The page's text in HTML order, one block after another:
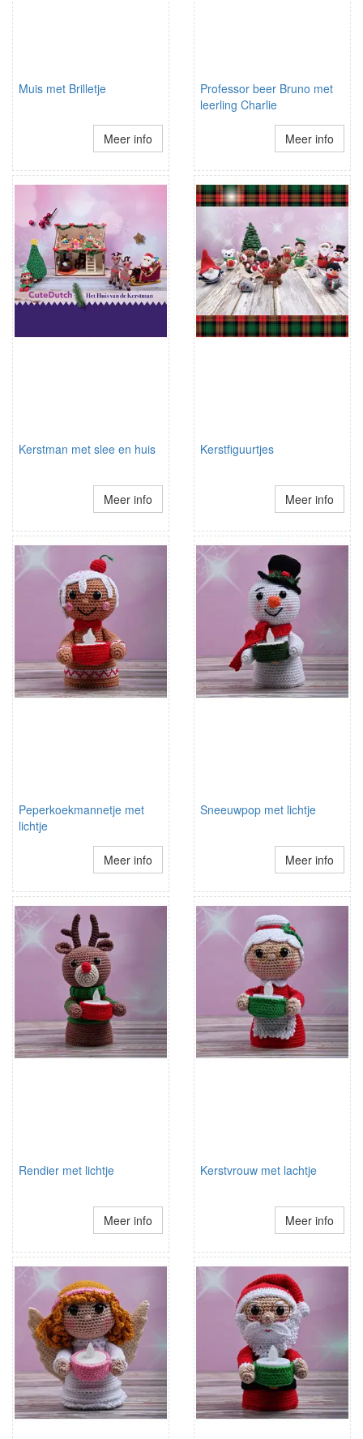
Muis met Brilletje
Meer info
Professor beer Bruno met
leerling Charlie
Meer info
Kerstman met slee en huis
Meer info
Kerstfiguurtjes
Meer info
Peperkoekmannetje met
lichtje
Meer info
Sneeuwpop met lichtje
Meer info
Rendier met lichtje
Meer info
Kerstvrouw met lachtje
Meer info